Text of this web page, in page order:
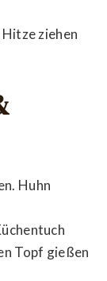
ziehen
Huhn
Topf gießen